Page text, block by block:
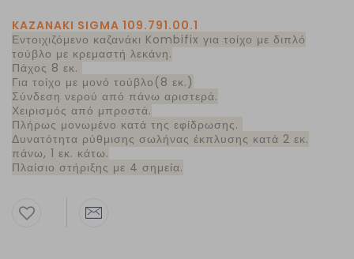
KAZANAKI SIGMA 109.791.00.1
Εντοιχιζόμενο καζανάκι Kombifix για τοίχο με διπλό
τούβλο με κρεμαστή λεκάνη.
Πάχος 8 εκ.
Για τοίχο με μονό τούβλο(8 εκ.)
Σύνδεση νερού από πάνω αριστερά.
Χειρισμός από μπροστά.
Πλήρως μονωμένο κατά της εφίδρωσης.
Δυνατότητα ρύθμισης σωλήνας έκπλυσης κατά 2 εκ.
πάνω, 1 εκ. κάτω.
Πλαίσιο στήριξης με 4 σημεία.